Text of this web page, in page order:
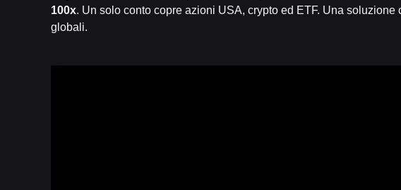
100x. Un solo conto copre azioni USA, crypto ed ETF. Una
globali.